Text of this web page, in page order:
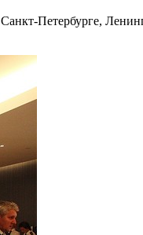
Петербурге,